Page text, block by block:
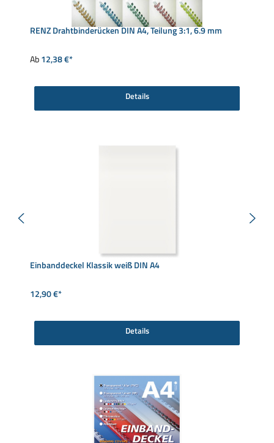
RENZ Drahtbinderücken DIN A4, Teilung 3:1, 6.9 mm
Ab12,38 €*
Details
Einbanddeckel Klassik weiß DIN A4
12,90 €*
Details